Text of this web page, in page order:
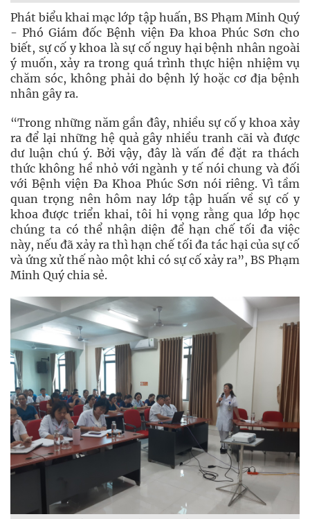
Phát biểu khai mạc lớp tập huấn, BS Phạm Minh Quý
- Phó Giám đốc Bệnh viện Đa khoa Phúc Sơn cho
biết, sự cố y khoa là sự cố nguy hại bệnh nhân ngoài
ý muốn, xảy ra trong quá trình thực hiện nhiệm vụ
chăm sóc, không phải do bệnh lý hoặc cơ địa bệnh
nhân gây ra.
“Trong những năm gần đây, nhiều sự cố y khoa xảy
ra để lại những hệ quả gây nhiều tranh cãi và được
dư luận chú ý. Bởi vậy, đây là vấn đề đặt ra thách
thức không hề nhỏ với ngành y tế nói chung và đối
với Bệnh viện Đa Khoa Phúc Sơn nói riêng. Vì tầm
quan trọng nên hôm nay lớp tập huấn về sự cố y
khoa được triển khai, tôi hi vọng rằng qua lớp học
chúng ta có thể nhận diện để hạn chế tối đa việc
này, nếu đã xảy ra thì hạn chế tối đa tác hại của sự cố
và ứng xử thế nào một khi có sự cố xảy ra”, BS Phạm
Minh Quý chia sẻ.